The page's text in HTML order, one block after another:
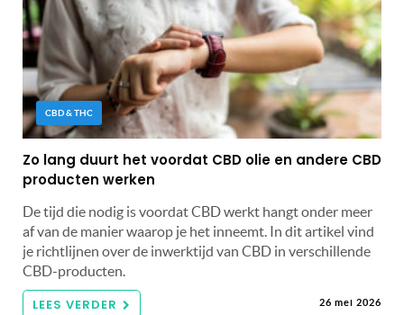
CBD & THC
Zo lang duurt het voordat CBD olie en andere CBD
producten werken
De tijd die nodig is voordat CBD werkt hangt onder meer
af van de manier waarop je het inneemt. In dit artikel vind
je richtlijnen over de inwerktijd van CBD in verschillende
CBD-producten.
LEES VERDER 26 mei 2026